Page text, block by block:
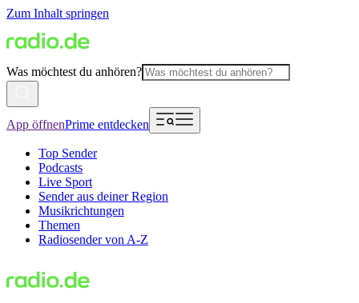
Zum Inhalt springen
Was möchtest du anhören?
App öffnenPrime entdecken
Top Sender
Podcasts
Live Sport
Sender aus deiner Region
Musikrichtungen
Themen
Radiosender von A-Z